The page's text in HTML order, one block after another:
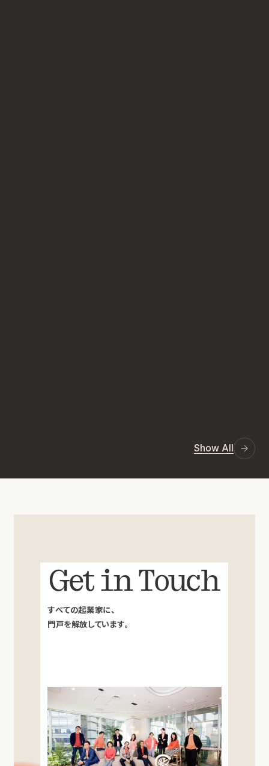
Show All
Get in Touch
すべての起業家に、
門戸を解放しています。